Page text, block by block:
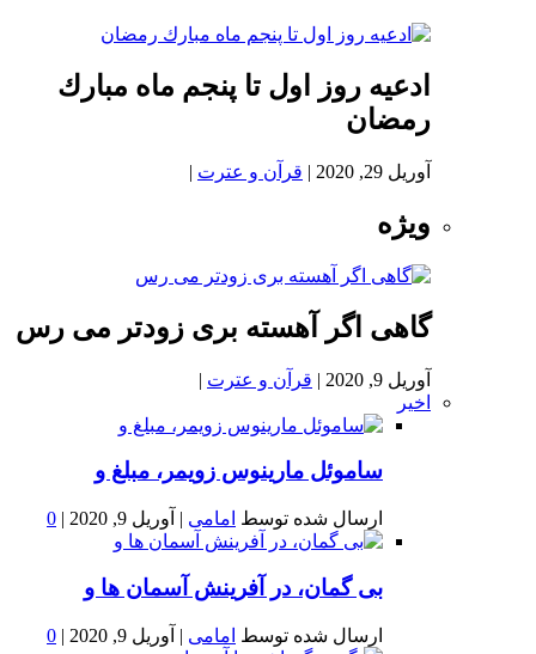
ادعيه روز اول تا پنجم ماه مبارك
رمضان
آوریل 29, 2020 | قرآن و عترت |
ویژه
گاهی اگر آهسته بری زودتر می رس
آوریل 9, 2020 | قرآن و عترت |
اخیر
ساموئل مارینوس زویمر، مبلغ و
ارسال شده توسط امامی | آوریل 9, 2020 |
0
بى گمان، در آفرينش آسمان ها و
ارسال شده توسط امامی | آوریل 9, 2020 |
0